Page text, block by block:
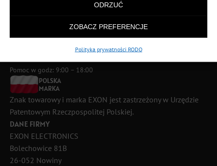
ODRZUĆ
ZOBACZ PREFERENCJE
Polityka prywatności RODO
Pomoc w godz: 9:00 – 18:00
POLSKA
MARKA
Znak towarowy i marka EXON jest zastrzeżony w Urzędzie
Patentowym Rzeczpospolitej Polskiej.
DANE FIRMY
EXON ELECTRONICS
Bolechowice 81B
26-052 Nowiny